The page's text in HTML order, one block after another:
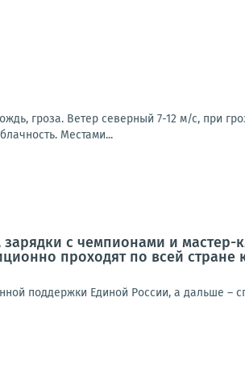
гроза. Ветер северный 7-12 м/с, при
Местами...
с чемпионами и мастер-
проходят по всей стране
поддержки Единой России, а дальше –